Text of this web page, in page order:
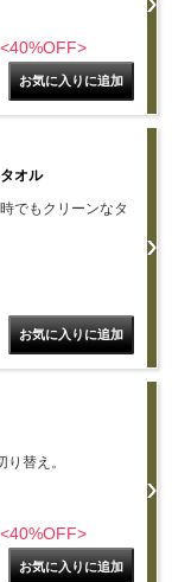
<40%OFF>
オル
でもクリーンなタ
替え。
<40%OFF>